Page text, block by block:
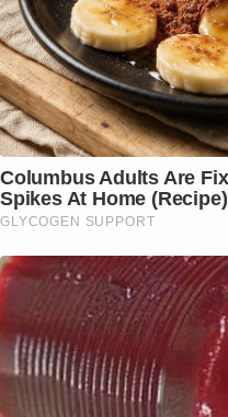
Columbus Adults Are
Spikes At Home (Recipe)
GLYCOGEN SUPPORT